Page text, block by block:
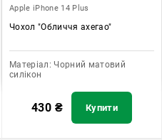
Apple iPhone 14 Plus
Чохол "Обличчя ахегао"
Матеріал: Чорний матовий
силікон
430 ₴ Купити